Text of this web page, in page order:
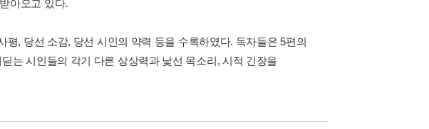
아오고 있다.
, 당선 소감, 당선 시인의 약력 등을 수록하였다. 독자들은 5편의
는 시인들의 각기 다른 상상력과 낯선 목소리, 시적 긴장을